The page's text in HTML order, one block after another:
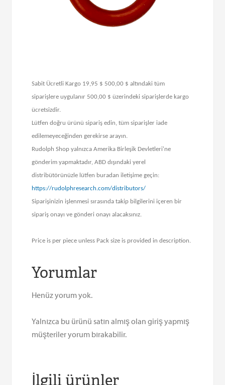
Sabit Ücretli Kargo 19,95 $ 500,00 $ altındaki tüm
siparişlere uygulanır 500,00 $ üzerindeki siparişlerde kargo
ücretsizdir.
Lütfen doğru ürünü sipariş edin, tüm siparişler iade
edilemeyeceğinden gerekirse arayın.
Rudolph Shop yalnızca Amerika Birleşik Devletleri'ne
gönderim yapmaktadır, ABD dışındaki yerel
distribütörünüzle lütfen buradan iletişime geçin:
https://rudolphresearch.com/distributors/
Siparişinizin işlenmesi sırasında takip bilgilerini içeren bir
sipariş onayı ve gönderi onayı alacaksınız.
Price is per piece unless Pack size is provided in description.
Yorumlar
Henüz yorum yok.
Yalnızca bu ürünü satın almış olan giriş yapmış
müşteriler yorum bırakabilir.
İlgili ürünler